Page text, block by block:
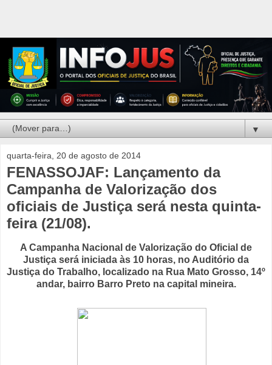
▼
quarta-feira, 20 de agosto de 2014
FENASSOJAF: Lançamento da
Campanha de Valorização dos
oficiais de Justiça será nesta quinta-
feira (21/08).
A Campanha Nacional de Valorização do Oficial de
Justiça será iniciada às 10 horas, no Auditório da
Justiça do Trabalho, localizado na Rua Mato Grosso, 14º
andar, bairro Barro Preto na capital mineira.